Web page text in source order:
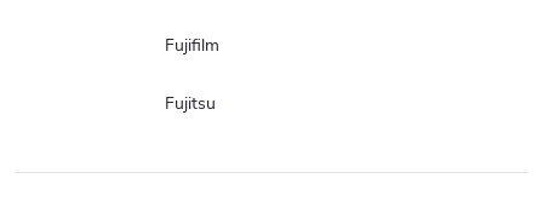
Fujifilm
Fujitsu